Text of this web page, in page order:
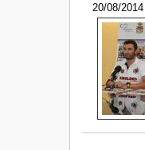
20/08/2014